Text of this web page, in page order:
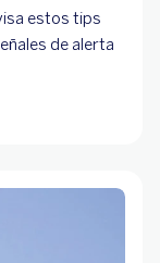
estos tips
de alerta